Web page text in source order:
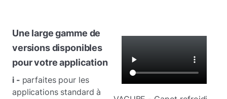
Une large gamme de
versions disponibles
pour votre application
i - parfaites pour les
applications standard à